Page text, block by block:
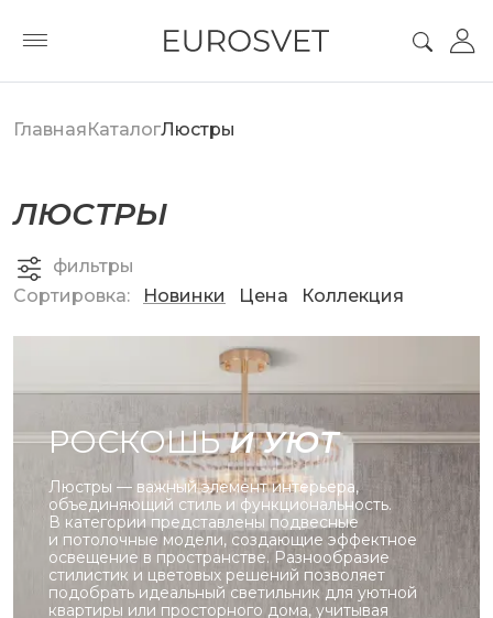
ГлавнаяКаталогЛюстры
ЛЮСТРЫ
фильтры
Сортировка:
Новинки Цена Коллекция
РОСКОШЬИ УЮТ
Люстры — важный элемент интерьера,
объединяющий стиль и функциональность.
В категории представлены подвесные
и потолочные модели, создающие эффектное
освещение в пространстве. Разнообразие
стилистик и цветовых решений позволяет
подобрать идеальный светильник для уютной
квартиры или просторного дома, учитывая